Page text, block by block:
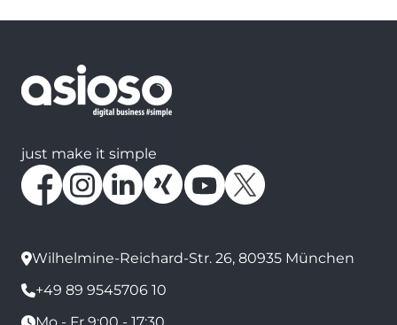
just make it simple
Wilhelmine-Reichard-Str. 26, 80935 München
+49 89 9545706 10